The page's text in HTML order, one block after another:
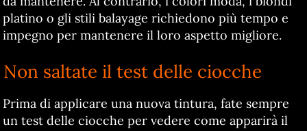
platino o gli stili balayage richiedono più tempo e
impegno per mantenere il loro aspetto migliore.
Non saltate il test delle ciocche
Prima di applicare una nuova tintura, fate sempre
un test delle ciocche per vedere come apparirà il